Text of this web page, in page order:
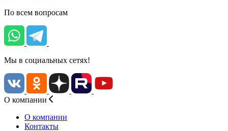
По всем вопросам
Мы в социальных сетях!
О компании
О компании
Контакты